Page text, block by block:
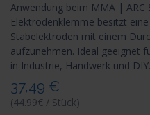
Anwendung beim MMA | ARC
Elektrodenklemme besitzt
Stabelektroden mit einem
aufzunehmen. Ideal geeignet
in Industrie, Handwerk und DIY.
37,49 €
(44.99€ / Stück)